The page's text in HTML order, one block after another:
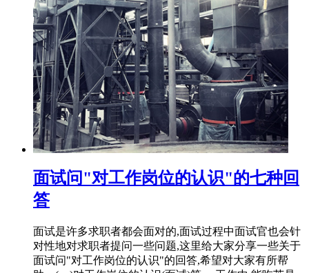
面试问"对工作岗位的认识"的七种回
答
面试是许多求职者都会面对的,面试过程中面试官也会针
对性地对求职者提问一些问题,这里给大家分享一些关于
面试问"对工作岗位的认识"的回答,希望对大家有所帮